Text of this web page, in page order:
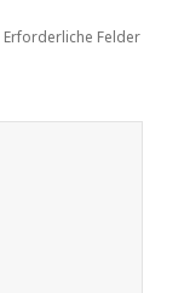
Erforderliche Felder